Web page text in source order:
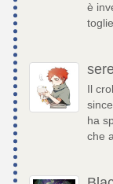
è
Il
ha
che